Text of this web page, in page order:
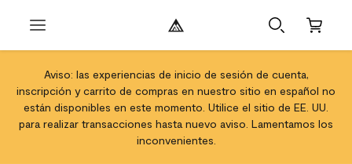
Aviso: las experiencias de inicio de sesión de cuenta,
inscripción y carrito de compras en nuestro sitio en español no
están disponibles en este momento. Utilice el sitio de EE. UU.
para realizar transacciones hasta nuevo aviso. Lamentamos los
inconvenientes.